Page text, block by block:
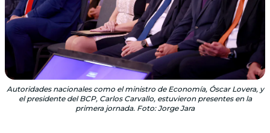
Autoridades nacionales como el ministro de Economía, Óscar Lovera, y
el presidente del BCP, Carlos Carvallo, estuvieron presentes en la
primera jornada. Foto: Jorge Jara